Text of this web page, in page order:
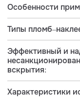
Особенности
Типы
Эффективный и
вскрытия:
Характеристики